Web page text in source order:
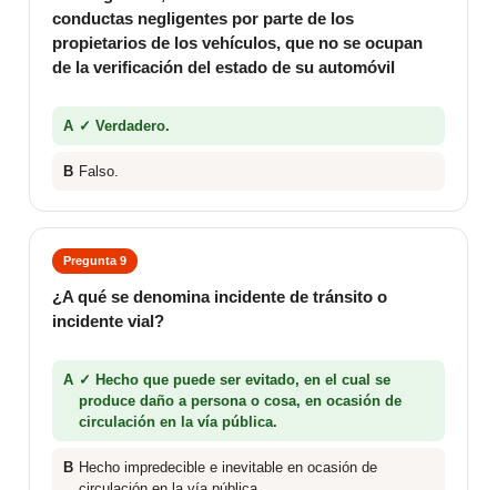
conductas negligentes por parte de los
propietarios de los vehículos, que no se ocupan
de la verificación del estado de su automóvil
A ✓ Verdadero.
B Falso.
Pregunta 9
¿A qué se denomina incidente de tránsito o
incidente vial?
A ✓ Hecho que puede ser evitado, en el cual se
produce daño a persona o cosa, en ocasión de
circulación en la vía pública.
B Hecho impredecible e inevitable en ocasión de